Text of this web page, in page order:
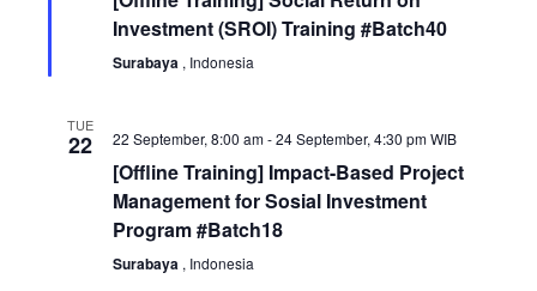
Investment (SROI) Training #Batch40
Surabaya , Indonesia
TUE
22 22 September, 8:00 am-24 September, 4:30 pm WIB
[Offline Training] Impact-Based Project
Management for Sosial Investment
Program #Batch18
Surabaya , Indonesia